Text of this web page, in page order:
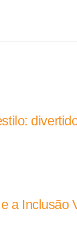
a Inclusão